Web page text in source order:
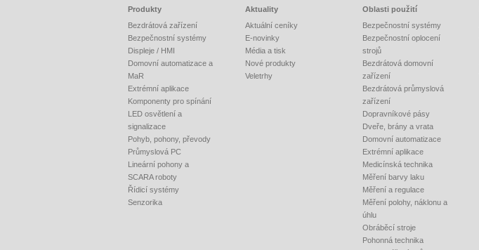
Produkty
Bezdrátová zařízení
Bezpečnostní systémy
Displeje / HMI
Domovní automatizace a
MaR
Extrémní aplikace
Komponenty pro spínání
LED osvětlení a
signalizace
Pohyb, pohony, převody
Průmyslová PC
Lineární pohony a
SCARA roboty
Řídicí systémy
Senzorika
Aktuality
Aktuální ceníky
E-novinky
Média a tisk
Nové produkty
Veletrhy
Oblasti použití
Bezpečnostní systémy
Bezpečnostní oplocení
strojů
Bezdrátová domovní
zařízení
Bezdrátová průmyslová
zařízení
Dopravníkové pásy
Dveře, brány a vrata
Domovní automatizace
Extrémní aplikace
Medicínská technika
Měření barvy laku
Měření a regulace
Měření polohy, náklonu a
úhlu
Obráběcí stroje
Pohonná technika